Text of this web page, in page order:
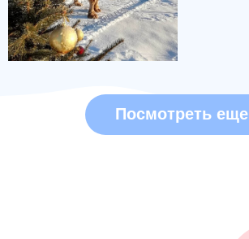
Посмотреть еще